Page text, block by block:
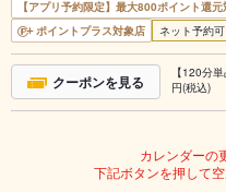
【アプリ予約限定】最大800ポイント還
ポイントプラス対象店
ネット予約可
クーポンを見る
【120分
円(税込)
カレンダーの
下記ボタンを押して